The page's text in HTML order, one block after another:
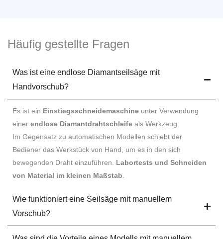
Häufig gestellte Fragen
Was ist eine endlose Diamantseilsäge mit
Handvorschub?
Es ist ein Einstiegsschneidemaschine unter Verwendung
einer endlose Diamantdrahtschleife als Werkzeug.
Im Gegensatz zu automatischen Modellen schiebt der
Bediener das Werkstück von Hand, um es in den sich
bewegenden Draht einzuführen. Labortests und Schneiden
von Material im kleinen Maßstab.
Wie funktioniert eine Seilsäge mit manuellem
Vorschub?